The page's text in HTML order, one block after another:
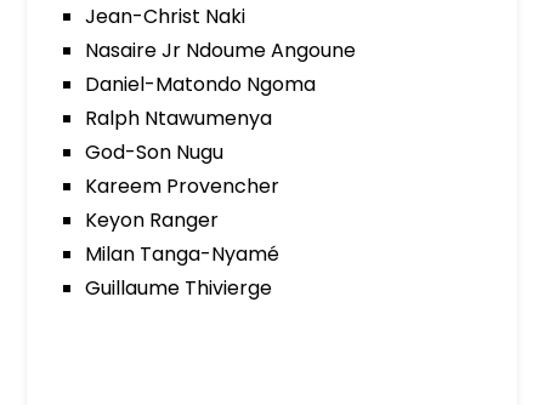
Jean-Christ Naki
Nasaire Jr Ndoume Angoune
Daniel-Matondo Ngoma
Ralph Ntawumenya
God-Son Nugu
Kareem Provencher
Keyon Ranger
Milan Tanga-Nyamé
Guillaume Thivierge